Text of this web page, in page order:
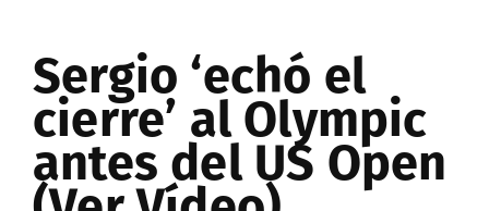
Sergio ‘echó el
cierre’ al Olympic
antes del US Open